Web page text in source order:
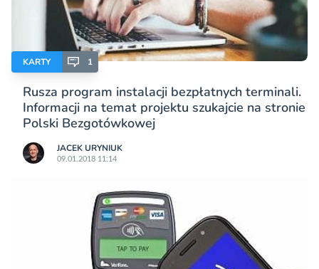
KARTY 1
Rusza program instalacji bezpłatnych terminali.
Informacji na temat projektu szukajcie na stronie
Polski Bezgotówkowej
JACEK URYNIUK
09.01.2018 11:14